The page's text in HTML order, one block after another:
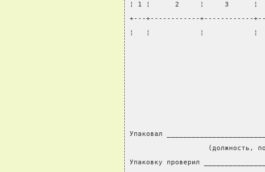
¦ 1 ¦      2     ¦     3      ¦
+---+------------+------------
¦   ¦            ¦            ¦
Упаковал
(должность,
Упаковку проверил